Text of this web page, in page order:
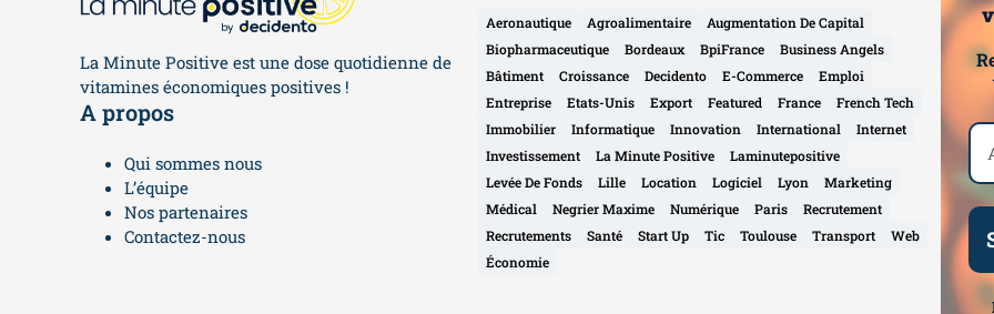
La Minute Positive est une dose quotidienne de
vitamines économiques positives !
A propos
Qui sommes nous
L’équipe
Nos partenaires
Contactez-nous
Aeronautique Agroalimentaire
Augmentation De Capital
Biopharmaceutique
Bordeaux BpiFrance
Business Angels
Bâtiment
Croissance Decidento E-Commerce
Emploi
Entreprise
Etats-Unis Export Featured France
French Tech
Immobilier
Informatique Innovation International
Internet
Investissement
La Minute Positive
Laminutepositive
Levée De Fonds
Lille Location Logiciel Lyon
Marketing
Médical
Negrier Maxime Numérique Paris
Recrutement
Recrutements
Santé Start Up Tic Toulouse Transport
Web
Économie